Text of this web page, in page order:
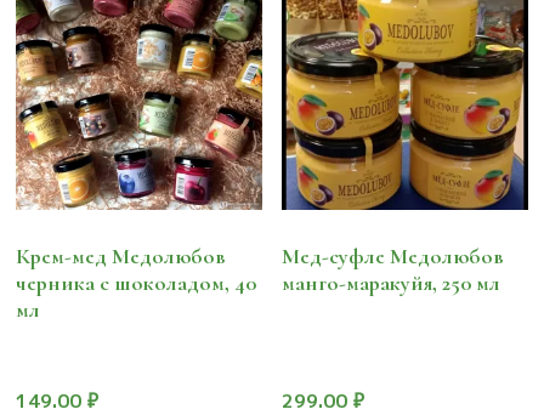
Крем-мед Медолюбов
черника с шоколадом, 40
мл
149.00 ₽
Мед-суфле Медолюбов
манго-маракуйя, 250 мл
299.00₽